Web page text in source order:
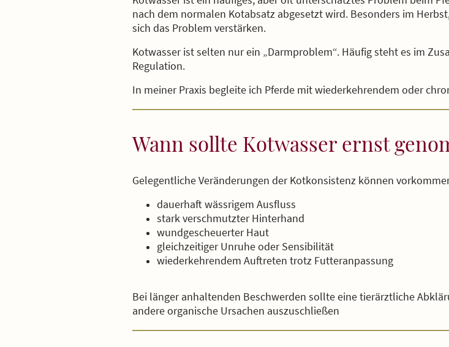
nach dem normalen Kotabsatz abgesetzt wird. Besonders im
sich das Problem verstärken.
Kotwasser ist selten nur ein „Darmproblem“. Häufig steht es im
Regulation.
In meiner Praxis begleite ich Pferde mit wiederkehrendem oder
Wann sollte Kotwasser ernst
Gelegentliche Veränderungen der Kotkonsistenz können
dauerhaft wässrigem Ausfluss
stark verschmutzter Hinterhand
wundgescheuerter Haut
gleichzeitiger Unruhe oder Sensibilität
wiederkehrendem Auftreten trotz Futteranpassung
Bei länger anhaltenden Beschwerden sollte eine tierärztliche
andere organische Ursachen auszuschließen